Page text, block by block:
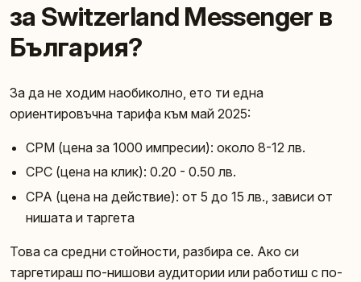
за Switzerland Messenger в
България?
За да не ходим наобиколно, ето ти една
ориентировъчна тарифа към май 2025:
CPM (цена за 1000 импресии): около 8-12 лв.
CPC (цена на клик): 0.20 - 0.50 лв.
CPA (цена на действие): от 5 до 15 лв., зависи от
нишата и таргета
Това са средни стойности, разбира се. Ако си
таргетираш по-нишови аудитории или работиш с по-